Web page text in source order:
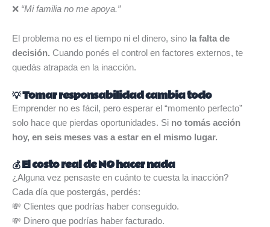
❌ “Mi familia no me apoya.”
El problema no es el tiempo ni el dinero, sino la falta de
decisión. Cuando ponés el control en factores externos, te
quedás atrapada en la inacción.
💡 Tomar responsabilidad cambia todo
Emprender no es fácil, pero esperar el “momento perfecto”
solo hace que pierdas oportunidades. Si no tomás acción
hoy, en seis meses vas a estar en el mismo lugar.
💰 El costo real de NO hacer nada
¿Alguna vez pensaste en cuánto te cuesta la inacción?
Cada día que postergás, perdés:
💸 Clientes que podrías haber conseguido.
💸 Dinero que podrías haber facturado.